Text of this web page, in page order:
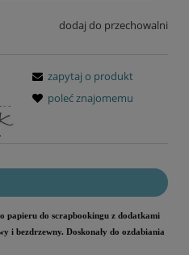
dodaj do przechowalni
zapytaj o produkt
poleć znajomemu
papieru do scrapbookingu z dodatkami
i bezdrzewny. Doskonały do ozdabiania